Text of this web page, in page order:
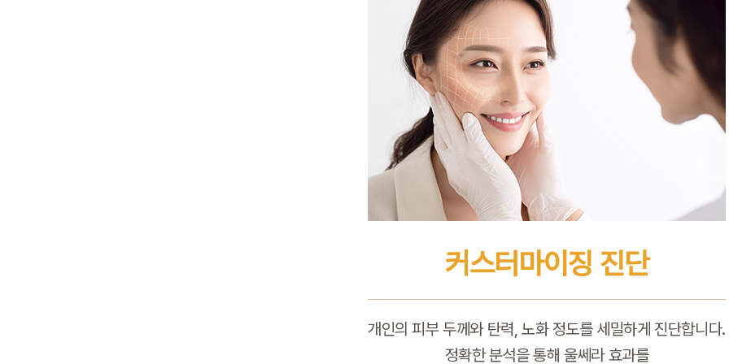
커스터마이징 진단
개인의 피부 두께와 탄력, 노화 정도를 세밀하게 진단합니다.
정확한 분석을 통해 울쎄라 효과를